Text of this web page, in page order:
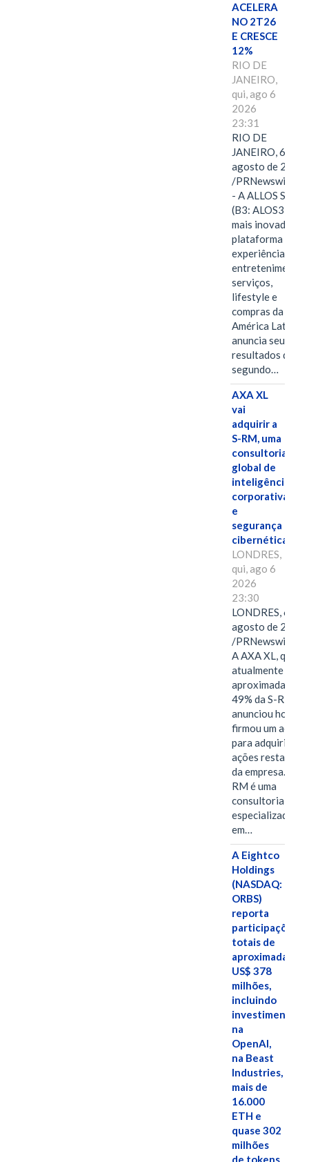
ACELERA
NO 2T26
E CRESCE
12%
RIO DE
JANEIRO,
qui, ago 6
2026
23:31
RIO DE
JANEIRO, 6 de
agosto de 2026
/PRNewswire/ -
- A ALLOS S.A.
(B3: ALOS3), a
mais inovadora
plataforma de
experiências,
entretenimento,
serviços,
lifestyle e
compras da
América Latina
anuncia seus
resultados do
segundo…
AXA XL
vai
adquirir a
S-RM, uma
consultoria
global de
inteligência
corporativa
e
segurança
cibernética
LONDRES,
qui, ago 6
2026
23:30
LONDRES, 6 de
agosto de 2026
/PRNewswire/ --
A AXA XL, que
atualmente
49% da S-RM,
anunciou hoje
firmou um
para adquirir as
ações restantes
da empresa. A S-
RM é uma
consultoria
especializada
em…
A Eightco
Holdings
(NASDAQ:
ORBS)
reporta
participações
totais de
US$ 378
milhões,
incluindo
investimentos
na
OpenAI,
na Beast
Industries,
mais de
16.000
ETH e
quase 302
milhões
de tokens